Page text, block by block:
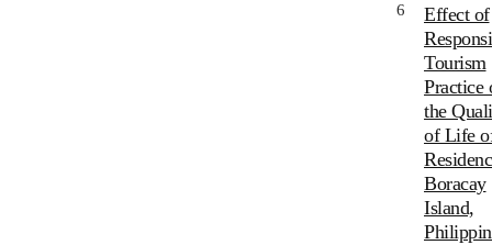
6
Effect of
Tourism
Practice
the
of Life
Boracay
Island,